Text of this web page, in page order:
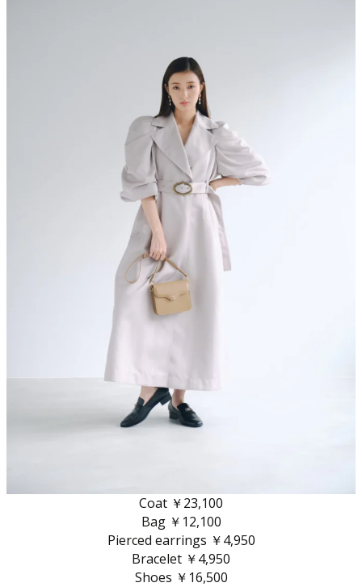
Coat ￥23,100
Bag ￥12,100
Pierced earrings ￥4,950
Bracelet ￥4,950
Shoes ￥16,500